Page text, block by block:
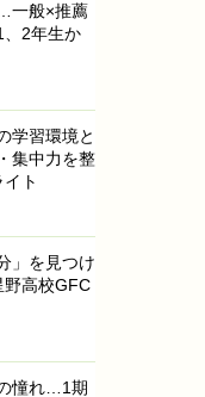
一般×推薦
、2年生か
学習環境と
集中力を整
ト
」を見つけ
高校GFC
憧れ…1期